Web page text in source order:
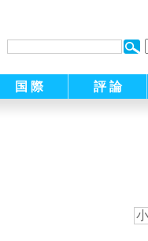
国 際 評 論
小